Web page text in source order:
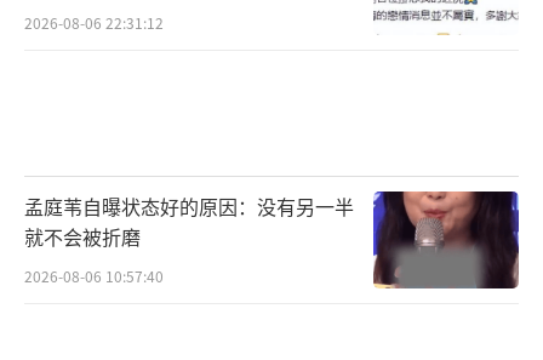
2026-08-06 22:31:12
孟庭苇自曝状态好的原因：没有另一半
就不会被折磨
2026-08-06 10:57:40